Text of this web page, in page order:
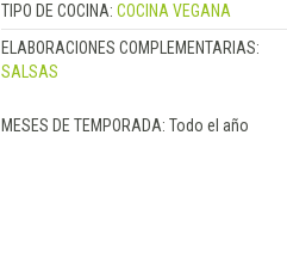
TIPO DE COCINA: COCINA VEGANA
ELABORACIONES COMPLEMENTARIAS:
SALSAS
MESES DE TEMPORADA: Todo el año